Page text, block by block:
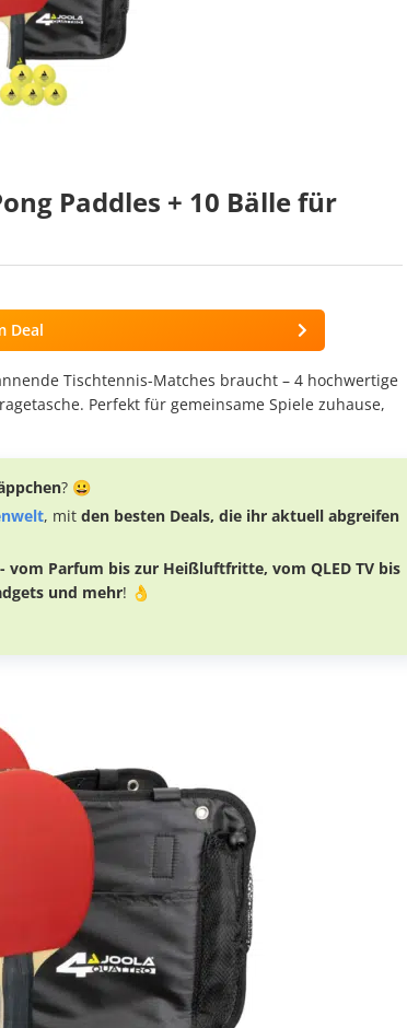
Paddles + 10 Bälle für
Deal
Tischtennis-Matches braucht – 4 hochwertige
Perfekt für gemeinsame Spiele zuhause,
? 😀
, mit den besten Deals, die ihr aktuell abgreifen
vom Parfum bis zur Heißluftfritte, vom QLED TV bis
und mehr! 👌